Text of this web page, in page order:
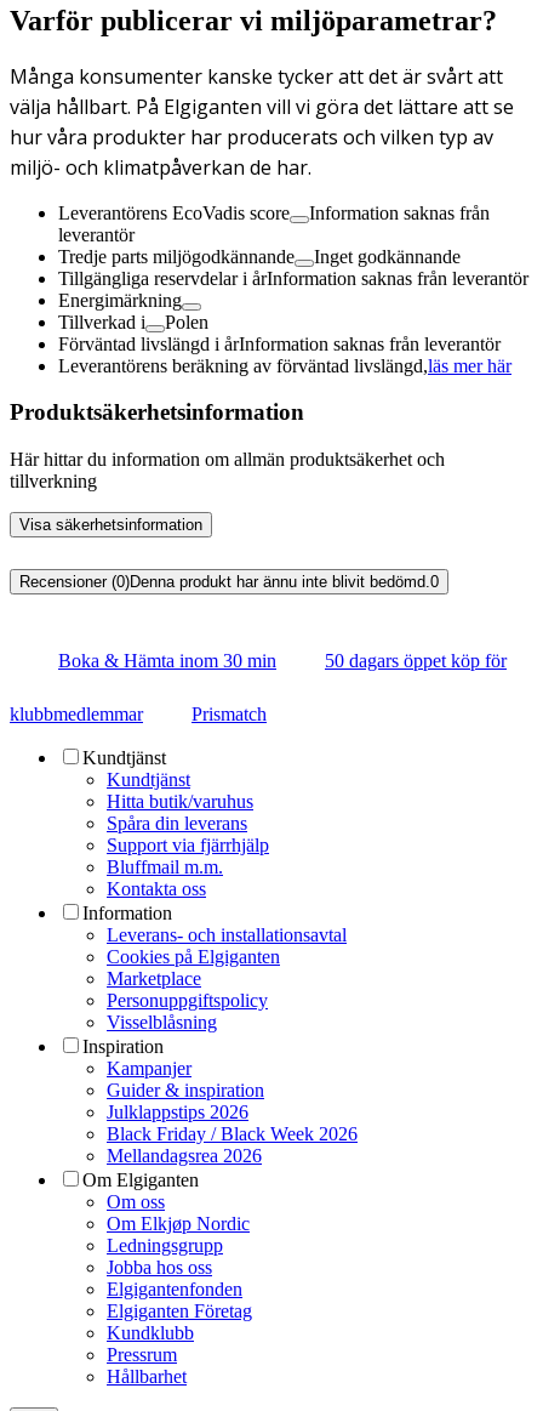
Varför publicerar vi miljöparametrar?
Många konsumenter kanske tycker att det är svårt att
välja hållbart. På Elgiganten vill vi göra det lättare att se
hur våra produkter har producerats och vilken typ av
miljö- och klimatpåverkan de har.
Leverantörens EcoVadis score
Information saknas från
leverantör
Tredje parts miljögodkännande
Inget godkännande
Tillgängliga reservdelar i årInformation saknas från leverantör
Energimärkning
Tillverkad i
Polen
Förväntad livslängd i årInformation saknas från leverantör
Leverantörens beräkning av förväntad livslängd,läs mer här
Produktsäkerhetsinformation
Här hittar du information om allmän produktsäkerhet och
tillverkning
Visa säkerhetsinformation
Recensioner (0)Denna produkt har ännu inte blivit bedömd.0
Boka & Hämta inom 30 min 50 dagars öppet köp för
klubbmedlemmar Prismatch
Kundtjänst
Kundtjänst
Hitta butik/varuhus
Spåra din leverans
Support via fjärrhjälp
Bluffmail m.m.
Kontakta oss
Information
Leverans- och installationsavtal
Cookies på Elgiganten
Marketplace
Personuppgiftspolicy
Visselblåsning
Inspiration
Kampanjer
Guider & inspiration
Julklappstips 2026
Black Friday / Black Week 2026
Mellandagsrea 2026
Om Elgiganten
Om oss
Om Elkjøp Nordic
Ledningsgrupp
Jobba hos oss
Elgigantenfonden
Elgiganten Företag
Kundklubb
Pressrum
Hållbarhet